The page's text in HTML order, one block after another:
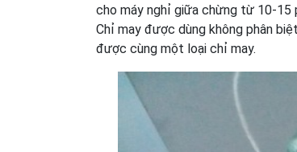
cho máy nghỉ giữa chừng từ 10-15
Chỉ may được dùng không phân
được cùng một loại chỉ may.